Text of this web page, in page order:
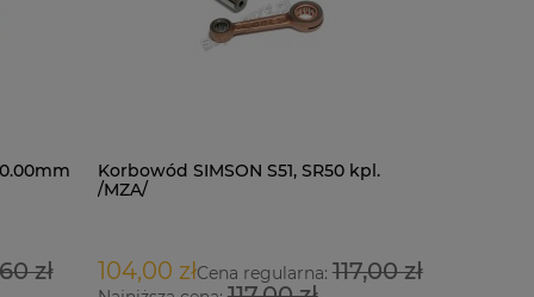
zł
Korbowód SIMSON S51, SR50 kpl.
/MZA/
104,00 złCena regularna: 117,00 zł